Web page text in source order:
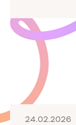
24.02.2026